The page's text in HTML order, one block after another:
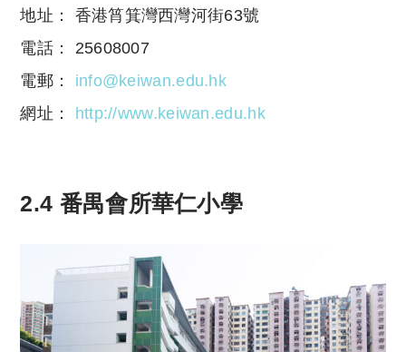
地址： 香港筲箕灣西灣河街63號
電話： 25608007
電郵： info@keiwan.edu.hk
網址：
http://www.keiwan.edu.hk
2.4 番禺會所華仁小學